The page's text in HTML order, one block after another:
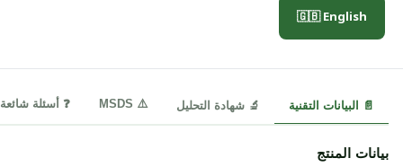
🇬🇧 English
📄 البيانات التقنية 🔬 شهادة التحليل ⚠️ MSDS ❓ أسئلة شائعة
بيانات المنتج